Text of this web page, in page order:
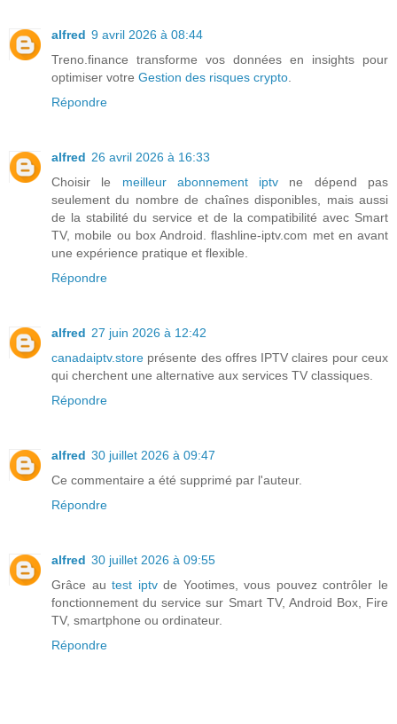
alfred 9 avril 2026 à 08:44
Treno.finance transforme vos données en insights pour
optimiser votre Gestion des risques crypto
Répondre
alfred 26 avril 2026 à 16:33
Choisir le meilleur abonnement iptv ne dépend pas
seulement du nombre de chaînes disponibles, mais aussi
de la stabilité du service et de la compatibilité avec Smart
TV, mobile ou box Android. flashline-iptv.com met en avant
une expérience pratique et flexible.
Répondre
alfred 27 juin 2026 à 12:42
canadaiptv.store présente des offres IPTV claires pour ceux
qui cherchent une alternative aux services TV classiques.
Répondre
alfred 30 juillet 2026 à 09:47
Ce commentaire a été supprimé par l'auteur.
Répondre
alfred 30 juillet 2026 à 09:55
Grâce autest iptvde Yootimes, vous pouvez contrôler le
fonctionnement du service sur Smart TV, Android Box, Fire
TV, smartphone ou ordinateur.
Répondre